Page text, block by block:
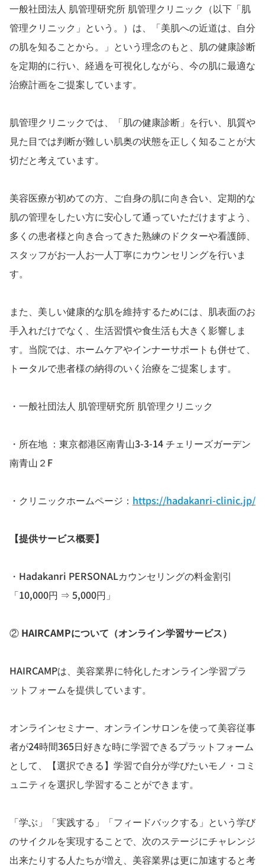
一般社団法人 肌管理研究所 肌管理クリニック（以下「肌
管理クリニック」という。）は、「美肌への近道は、自分
の肌を知ることから。」という理念のもと、肌の健康診断
を定期的に行い、経過を可視化しながら、今の肌に最適な
治療計画をご提案しています。
肌管理クリニックでは、「肌の健康診断」を行い、肌質や
見た目では判断が難しい肌奥の状態を正しく知ることが大
切だと考えています。
美容医療が初めての方、ご自身の肌に向き合い、定期的な
肌の管理をしたい方に安心して通っていただけますよう、
多くの患者様と向き合ってきた熟練のドクターや看護師、
スタッフがお一人お一人丁寧にカウンセリングを行いま
す。
また、美しい健康的な肌を維持するためには、肌表面のお
手入れだけでなく、生活習慣や食生活も大きく影響しま
す。当院では、ホームケアやインナーサポートも併せて、
トータルで患者様の納得のいく治療をご提案します。
・一般社団法人 肌管理研究所 肌管理クリニック
・所在地 ：東京都港区南青山3-3-14 チェリーズガーデン
南青山２F
・クリニックホームページ： https://hadakanri-clinic.jp/
【提供サービス概要】
・Hadakanri PERSONALカウンセリングの料金割引
「10,000円 ⇒ 5,000円」
② HAIRCAMPについて（オンライン学習サービス）
HAIRCAMPは、美容業界に特化したオンライン学習プラ
ットフォームを提供しています。
オンラインセミナー、オンラインサロンを使って美容従事
者が24時間365日好きな時に学習できるプラットフォーム
として、【選択できる】学習で自分が学びたいモノ・コミ
ュニティを選択し学習することができます。
「学ぶ」「実践する」「フィードバックする」という学び
のサイクルを実現することで、次のステージにチャレンジ
出来たりする人たちが増え、美容業界は更に加速すると考